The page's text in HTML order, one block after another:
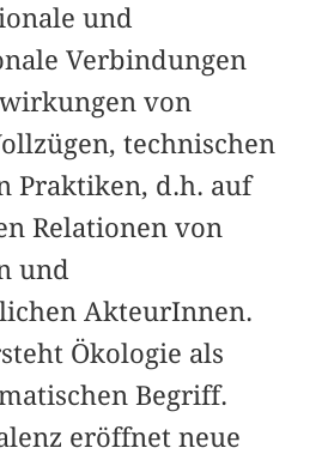
und
Verbindungen
von
technischen
Praktiken, d.h. auf
Relationen von
und
AkteurInnen.
Ökologie als
Begriff.
eröffnet neue